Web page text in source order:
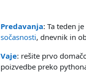
Section
Predavanja: Ta teden
sočasnosti, dnevnik in
Vaje: rešite prvo
poizvedbe preko